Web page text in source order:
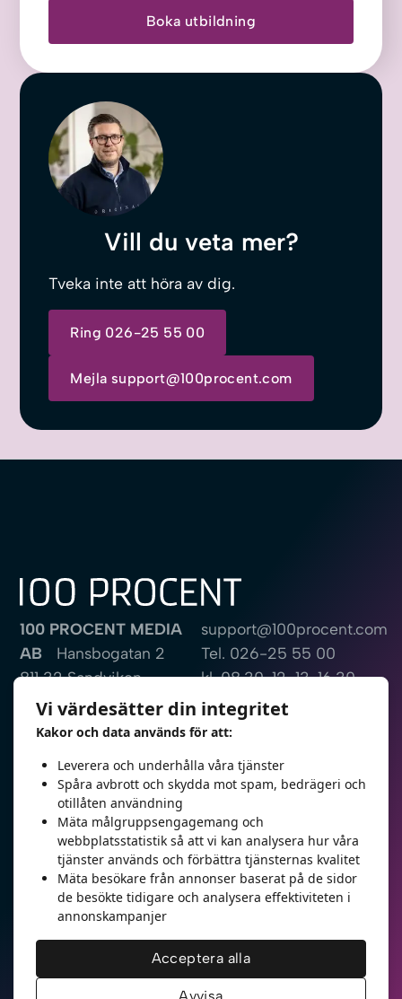
Boka utbildning
Vill du veta mer?
Tveka inte att höra av dig.
Ring 026-25 55 00
Mejla support@100procent.com
100 PROCENT MEDIA
AB Hansbogatan 2
811 32 Sandviken
Sweden
Fjärrsupport
support@100procent.com
Tel. 026-25 55 00
kl. 08.30-12, 13-16.30
Bli kontaktad
E-post
Telefon
Jag vill bli kontaktad
Vi värdesätter din integritet
Kakor och data används för att:
Leverera och underhålla våra tjänster
Spåra avbrott och skydda mot spam, bedrägeri och
otillåten användning
Mäta målgruppsengagemang och
webbplatsstatistik så att vi kan analysera hur våra
tjänster används och förbättra tjänsternas kvalitet
Mäta besökare från annonser baserat på de sidor
de besökte tidigare och analysera effektiviteten i
annonskampanjer
Acceptera alla